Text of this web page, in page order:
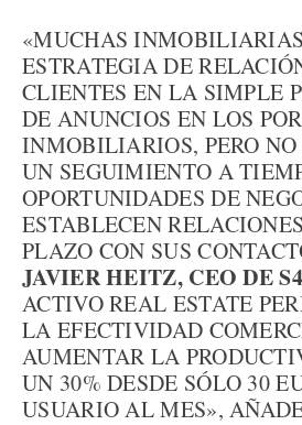
«MUCHAS
ESTRATEGIA DE
CLIENTES EN LA SIMPLE
DE ANUNCIOS EN LOS
INMOBILIARIOS, PERO
UN SEGUIMIENTO A
OPORTUNIDADES DE
ESTABLECEN
PLAZO CON SUS
JAVIER HEITZ, CEO DE
ACTIVO REAL ESTATE
LA EFECTIVIDAD
AUMENTAR LA
UN 30% DESDE SÓLO 30
USUARIO AL MES»,